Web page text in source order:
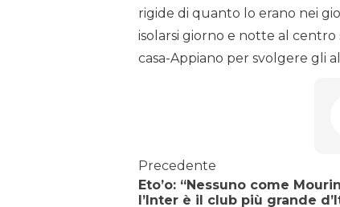
rigide di quanto lo erano nei
isolarsi giorno e notte al
casa-Appiano per svolgere gli
Precedente
Eto’o: “Nessuno come
l’Inter è il club più grande